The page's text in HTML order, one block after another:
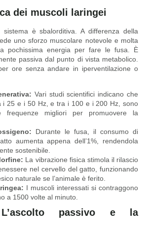
dei muscoli laringei
sistema è sbalorditiva. A differenza della
uno sforzo muscolare notevole e molta
pochissima energia per fare le fusa. È
passiva dal punto di vista metabolico.
ore senza andare in iperventilazione o
Vari studi scientifici indicano che
i 25 e i 50 Hz, e tra i 100 e i 200 Hz, sono
frequenze migliori per promuovere la
Durante le fusa, il consumo di
aumenta appena dell’1%, rendendola
sostenibile.
La vibrazione fisica stimola il rilascio
nel cervello del gatto, funzionando
naturale se l’animale è ferito.
I muscoli interessati si contraggono
a 1500 volte al minuto.
passivo e la